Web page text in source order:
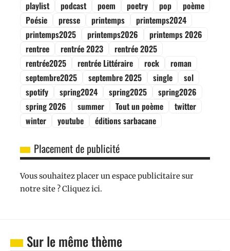
playlist
podcast poem poetry pop
poème
Poésie
presse printemps
printemps2024
printemps2025
printemps2026
printemps 2026
rentree
rentrée 2023
rentrée 2025
rentrée2025
rentrée Littéraire rock
roman
septembre2025
septembre 2025 single
sol
spotify
spring2024 spring2025
spring2026
spring 2026
summer Tout un poème
twitter
winter
youtube éditions sarbacane
Placement de publicité
Vous souhaitez placer un espace publicitaire sur
notre site ? Cliquez ici.
Sur le même thème